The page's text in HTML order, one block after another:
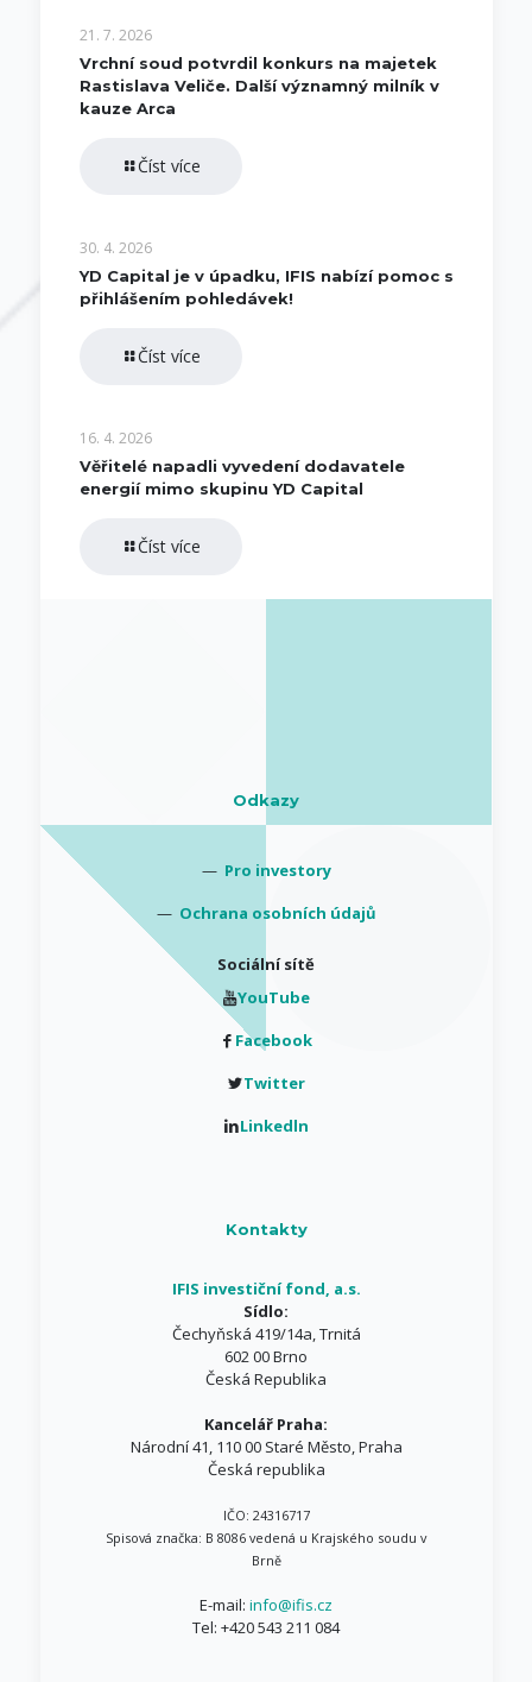
21. 7. 2026
Vrchní soud potvrdil konkurs na majetek
Rastislava Veliče. Další významný milník v
kauze Arca
Číst více
30. 4. 2026
YD Capital je v úpadku, IFIS nabízí pomoc s
přihlášením pohledávek!
Číst více
16. 4. 2026
Věřitelé napadli vyvedení dodavatele
energií mimo skupinu YD Capital
Číst více
Odkazy
— Pro investory
— Ochrana osobních údajů
Sociální sítě
YouTube
Facebook
Twitter
Linkedln
Kontakty
IFIS investiční fond, a.s.
Sídlo:
Čechyňská 419/14a, Trnitá
602 00 Brno
Česká Republika
Kancelář Praha:
Národní 41, 110 00 Staré Město, Praha
Česká republika
IČO: 24316717
Spisová značka: B 8086 vedená u Krajského soudu v
Brně
E-mail: info@ifis.cz
Tel: +420 543 211 084